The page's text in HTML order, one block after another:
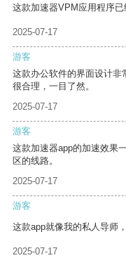
这款加速器VPM应用程序已
2025-07-17
游客
这款办公软件的界面设计非
很合理，一目了然。
2025-07-17
游客
这款加速器app的加速效果
区的线路。
2025-07-17
游客
这款app就像我的私人导师
2025-07-17